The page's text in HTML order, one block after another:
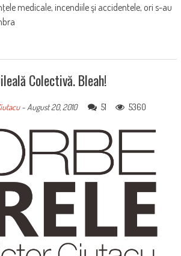
medicale, incendiile şi accidentele, ori s-au
Colectivă. Bleah!
-August 20, 2010 51 5360